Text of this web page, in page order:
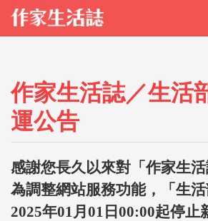
作家生活誌／生活
運公告
感謝您長久以來對「作家生活
為調整網站服務功能，「生
2025年01月01日00:00起停止